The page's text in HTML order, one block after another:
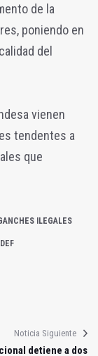
de la
poniendo en
del
vienen
tendentes a
que
ILEGALES
Noticia Siguiente
detiene a dos